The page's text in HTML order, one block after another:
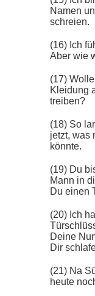
Namen
schreien.
(16) Ich
Aber wie
(17)
Kleidung
treiben?
(18) So
jetzt, was
könnte.
(19) Du
Mann in
Du einen
(20) Ich
Deine
Dir
(21) Na
heute